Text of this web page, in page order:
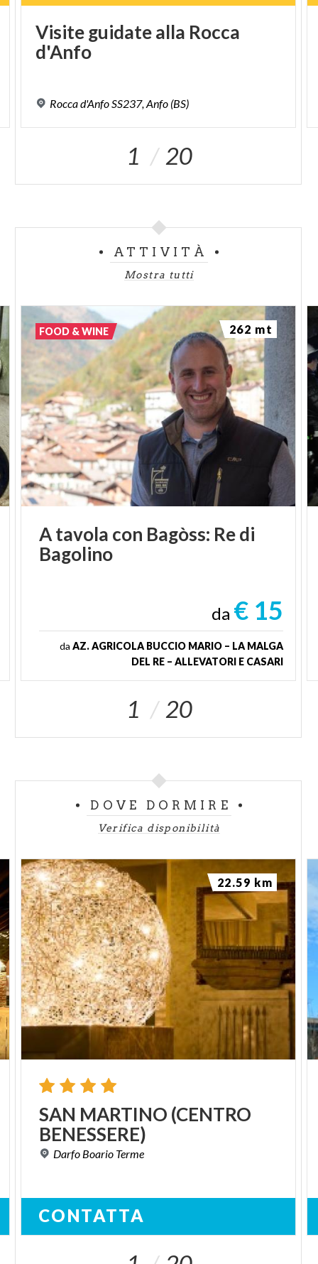
antica ricetta segreta viene tramandata da
generazioni.
Visiteguidatealla Rocca
d'Anfo
Roccad'Anfo SS237, Anfo (BS)
1 20
ATTIVITÀ
Mostra tutti
Atavola con Bagòss: Redi
Bagolino
da € 15
da AZ. AGRICOLA BUCCIO MARIO – LA MALGA
DEL RE – ALLEVATORI E CASARI
FOOD & WINE 262 mt
1 20
DOVE DORMIRE
Verifica disponibilità
SAN MARTINO (CENTRO
BENESSERE)
Darfo Boario Terme
CONTATTA
22.59 km